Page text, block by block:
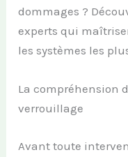
dommages ?
experts qui
les systèmes les
La compréhension
verrouillage
Avant toute